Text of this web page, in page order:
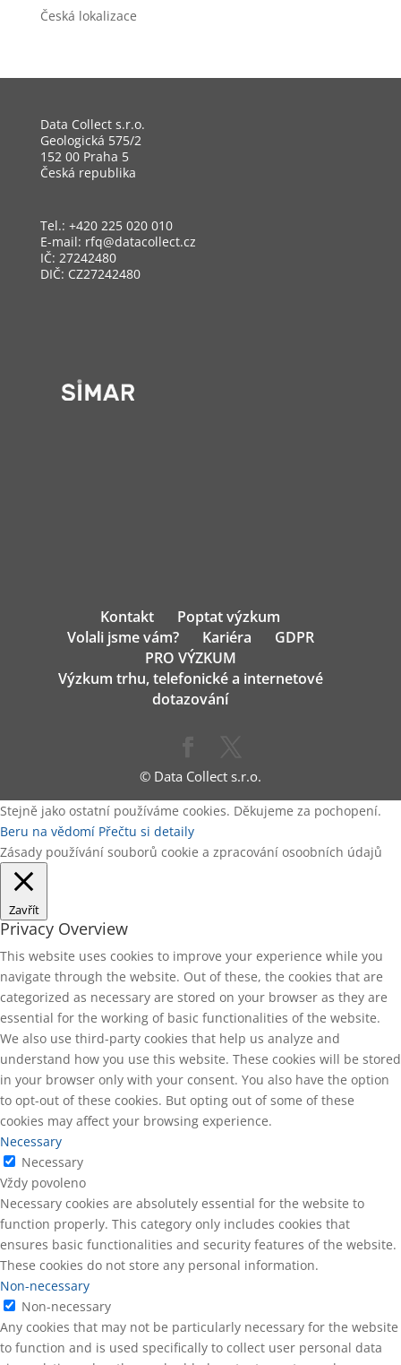
Česká lokalizace
Data Collect s.r.o.
Geologická 575/2
152 00 Praha 5
Česká republika
Tel.: +420 225 020 010
E-mail: rfq@datacollect.cz
IČ: 27242480
DIČ: CZ27242480
Kontakt
Poptat výzkum
Volali jsme vám?
Kariéra
GDPR
PRO VÝZKUM
Výzkum trhu, telefonické a internetové
dotazování
© Data Collect s.r.o.
Stejně jako ostatní používáme cookies. Děkujeme za pochopení.
Beru na vědomí Přečtu si detaily
Zásady používání souborů cookie a zpracování osoobních údajů
Zavřít
Privacy Overview
This website uses cookies to improve your experience while you
navigate through the website. Out of these, the cookies that are
categorized as necessary are stored on your browser as they are
essential for the working of basic functionalities of the website.
We also use third-party cookies that help us analyze and
understand how you use this website. These cookies will be stored
in your browser only with your consent. You also have the option
to opt-out of these cookies. But opting out of some of these
cookies may affect your browsing experience.
Necessary
Necessary
Vždy povoleno
Necessary cookies are absolutely essential for the website to
function properly. This category only includes cookies that
ensures basic functionalities and security features of the website.
These cookies do not store any personal information.
Non-necessary
Non-necessary
Any cookies that may not be particularly necessary for the website
to function and is used specifically to collect user personal data